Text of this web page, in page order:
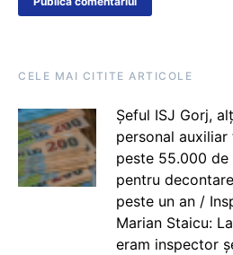
CELE MAI CITITE ARTICOLE
Șeful ISJ Gorj,
personal
peste 55.000
pentru
peste un an /
Marian Staicu:
eram inspector